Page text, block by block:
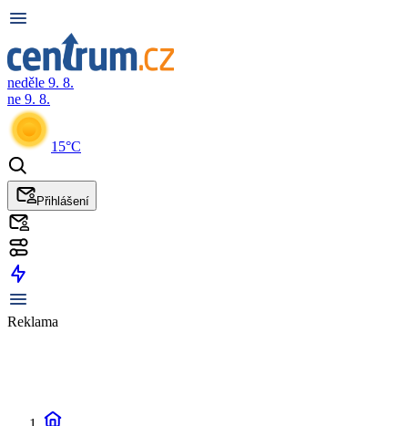
neděle 9. 8.
ne 9. 8.
15°C
Přihlášení
Reklama